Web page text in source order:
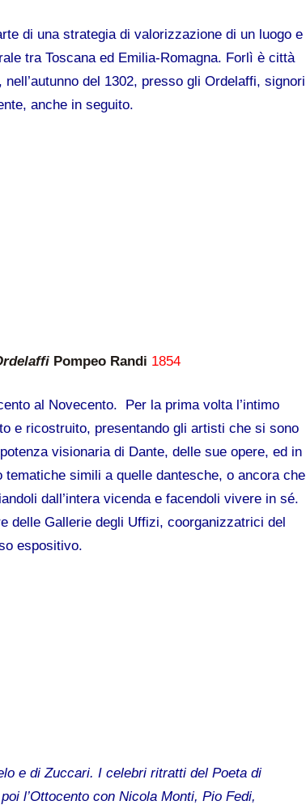
di una strategia di valorizzazione di un luogo e
tra Toscana ed Emilia-Romagna. Forlì è città
del 1302, presso gli Ordelaffi, signori
anche in seguito.
Pompeo Randi 1854
al Novecento. Per la prima volta l’intimo
e ricostruito, presentando gli artisti che si sono
visionaria di Dante, delle sue opere, ed in
tematiche simili a quelle dantesche, o ancora che
dall’intera vicenda e facendoli vivere in sé.
delle Gallerie degli Uffizi, coorganizzatrici del
espositivo.
e di Zuccari. I celebri ritratti del Poeta di
l’Ottocento con Nicola Monti, Pio Fedi,